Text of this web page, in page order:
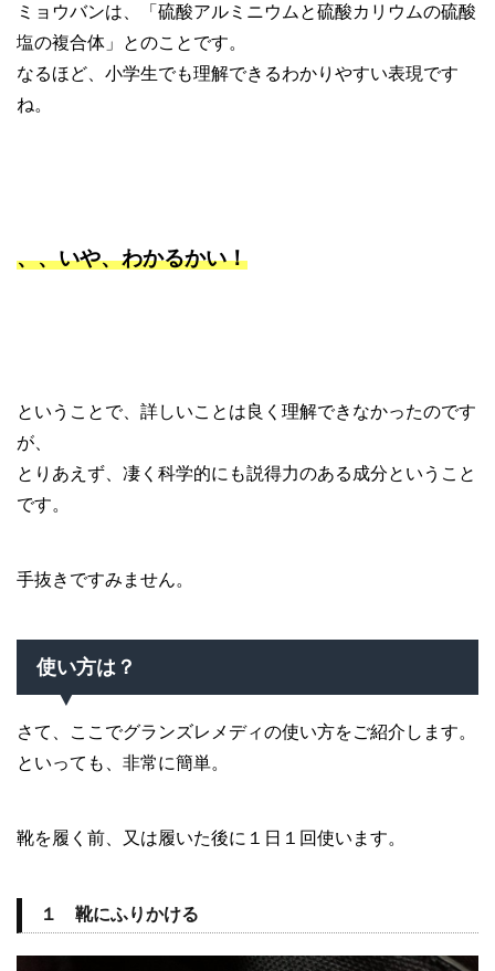
ミョウバンは、「硫酸アルミニウムと硫酸カリウムの硫酸
塩の複合体」とのことです。
なるほど、小学生でも理解できるわかりやすい表現です
ね。
、、いや、わかるかい！
ということで、詳しいことは良く理解できなかったのです
が、
とりあえず、凄く科学的にも説得力のある成分ということ
です。
手抜きですみません。
使い方は？
さて、ここでグランズレメディの使い方をご紹介します。
といっても、非常に簡単。
靴を履く前、又は履いた後に１日１回使います。
１ 靴にふりかける